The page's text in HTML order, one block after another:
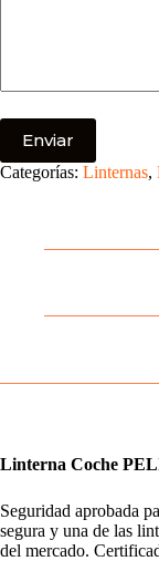
Categorías: Linternas,
Linterna Coche
Seguridad aprobada
segura y una de las
del mercado.